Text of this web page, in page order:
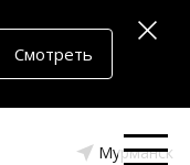
Смотреть
Мурманск